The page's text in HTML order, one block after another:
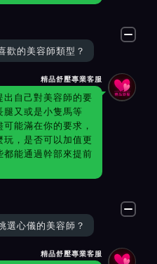
歡的美容師類型？
精品舒壓專業客服
自己對美容師的要
腿又或是小隻馬等
能滿在你的要求，
，是否可以加值更
都能通過幹部來提前
選心儀的美容師？
精品舒壓專業客服